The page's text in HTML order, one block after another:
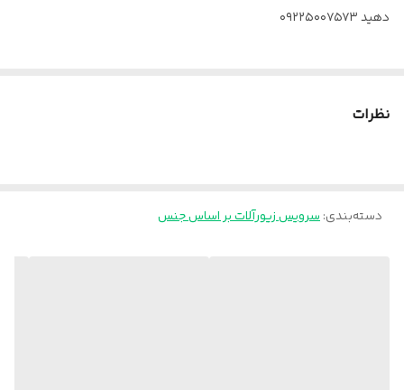
دهید ۰۹۲۲۵۰۰۷۵۷۳
نظرات
دسته‌بندی:سرویس زیورآلات بر اساس جنس